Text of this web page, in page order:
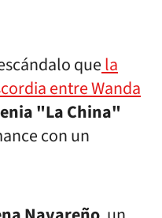
quela
entre Wanda
"La China"
con un